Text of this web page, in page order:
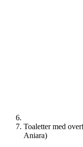
Toaletter med
Aniara)